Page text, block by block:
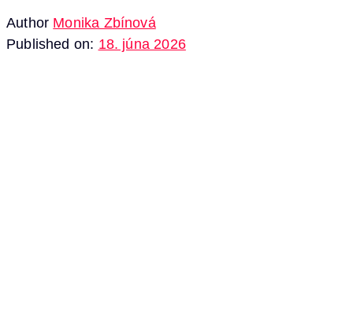
Author Monika Zbínová
Published on: 18. júna 2026